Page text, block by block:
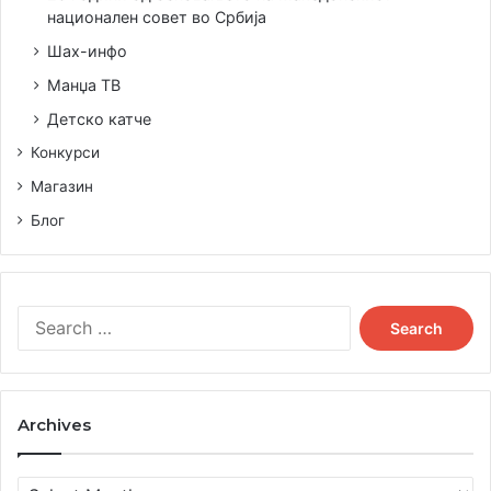
#Ана Илијоска Богић
#Вероника Мона Богић
#Удружење Македониум
национален совет во Србија
Шах-инфо
Манџа ТВ
Детско катче
Конкурси
Магазин
Блог
Search
for:
Archives
Archives